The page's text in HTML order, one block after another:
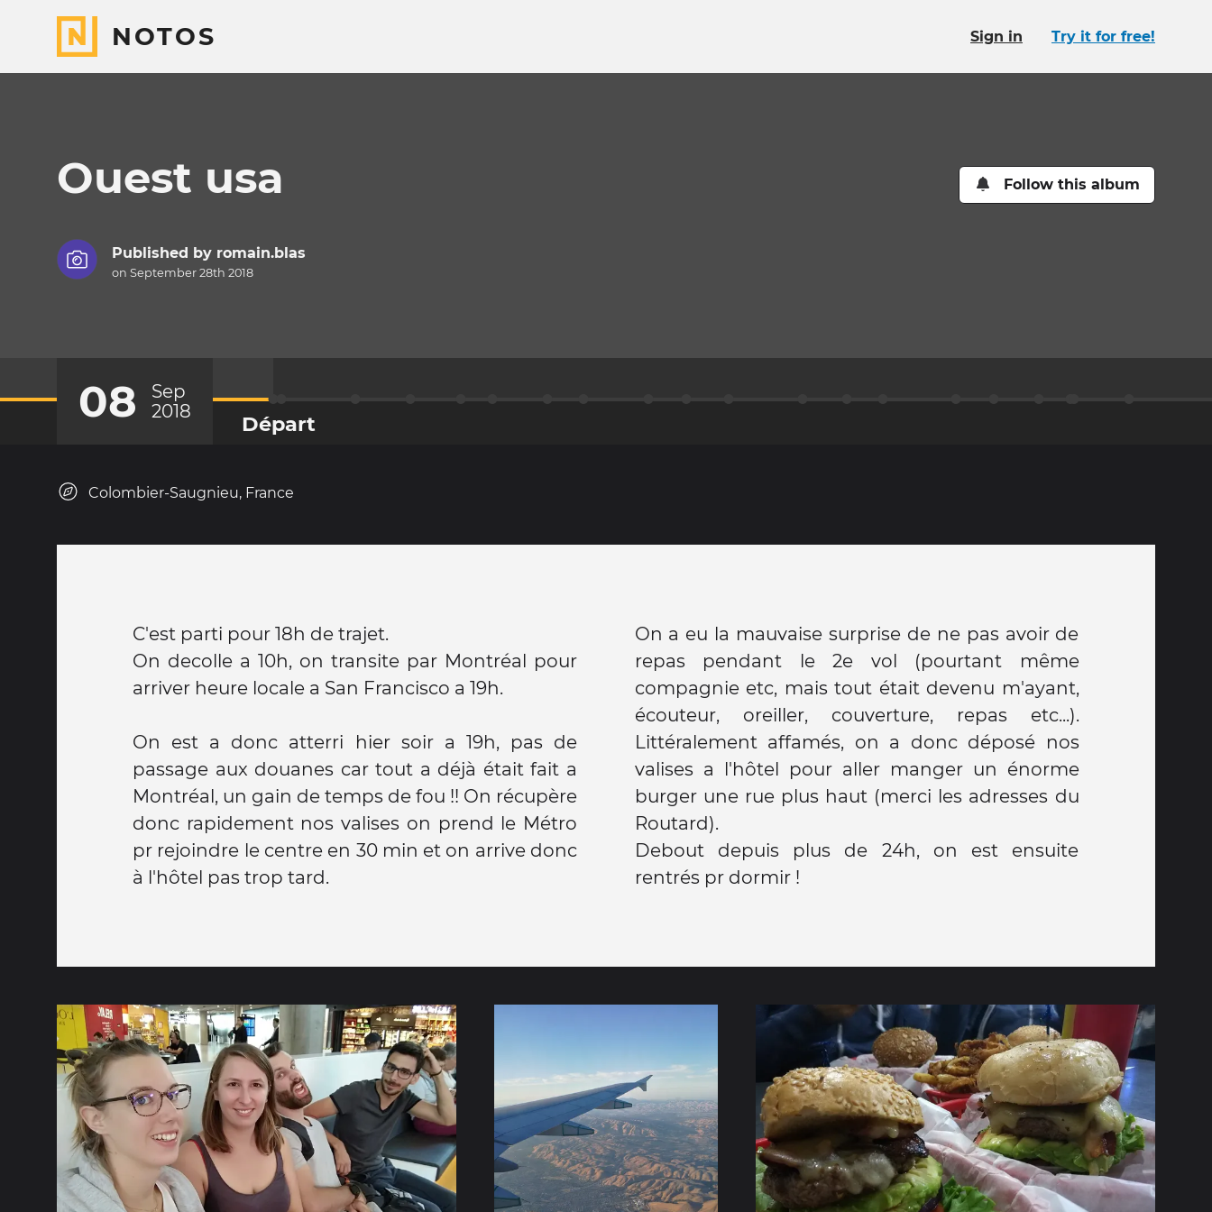
NOTOS Sign in Try it for free!
Ouest usa Follow this album
Published by romain.blas
on September 28th 2018
08
Sep
2018
Départ
Colombier-Saugnieu, France
C'est parti pour 18h de trajet.
On decolle a 10h, on transite par Montréal pour
arriver heure locale a San Francisco a 19h.
On est a donc atterri hier soir a 19h, pas de
passage aux douanes car tout a déjà était fait a
Montréal, un gain de temps de fou !! On récupère
donc rapidement nos valises on prend le Métro
pr rejoindre le centre en 30 min et on arrive donc
à l'hôtel pas trop tard.
On a eu la mauvaise surprise de ne pas avoir de
repas pendant le 2e vol (pourtant même
compagnie etc, mais tout était devenu m'ayant,
écouteur, oreiller, couverture, repas etc...).
Littéralement affamés, on a donc déposé nos
valises a l'hôtel pour aller manger un énorme
burger une rue plus haut (merci les adresses du
Routard).
Debout depuis plus de 24h, on est ensuite
rentrés pr dormir !